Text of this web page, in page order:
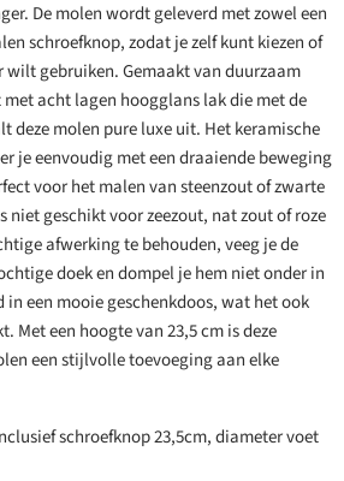
De molen wordt geleverd met zowel een
schroefknop, zodat je zelf kunt kiezen of
wilt gebruiken. Gemaakt van duurzaam
acht lagen hoogglans lak die met de
deze molen pure luxe uit. Het keramische
je eenvoudig met een draaiende beweging
voor het malen van steenzout of zwarte
niet geschikt voor zeezout, nat zout of roze
afwerking te behouden, veeg je de
doek en dompel je hem niet onder in
een mooie geschenkdoos, wat het ook
Met een hoogte van 23,5 cm is deze
een stijlvolle toevoeging aan elke
schroefknop 23,5cm, diameter voet